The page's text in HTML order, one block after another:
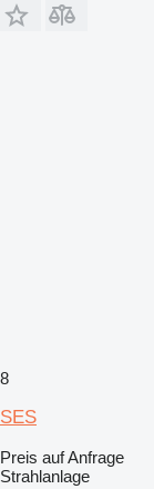
8
SES
Preis auf Anfrage
Strahlanlage